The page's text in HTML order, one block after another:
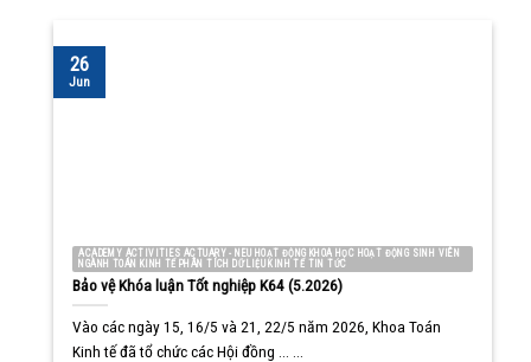
ACADEMY ACTIVITIES ACTUARY - NEU HOẠT ĐỘNG KHOA HỌC HOẠT ĐỘNG SINH VIÊN
NGÀNH TOÁN KINH TẾ PHÂN TÍCH DỮ LIỆU KINH TẾ TIN TỨC
Bảo vệ Khóa luận Tốt nghiệp K64 (5.2026)
Vào các ngày 15, 16/5 và 21, 22/5 năm 2026, Khoa Toán
Kinh tế đã tổ chức các Hội đồng ... ...
26
Jun